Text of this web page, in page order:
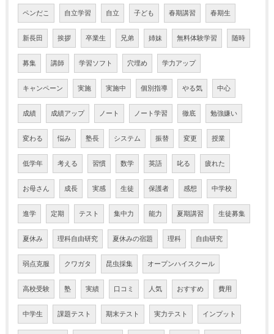
ペンだこ 自立学習 自立 子ども 春期講習 春期生
新長田 挨拶 卒業生 兄弟 姉妹 無料体験学習 随時
募集 講師 学習ソフト 穴埋め 学力アップ
キャンペーン 実施 実施中 個別指導 やる気 中心
成績 成績アップ ノート ノート学習 徹底 勉強嫌い
変わる 悩み 塾長 システム 振替 変更 授業
低学年 考える 習慣 数学 英語 叱る 疲れた
お母さん 成長 実感 生徒 保護者 感想 中学校
進学 定期 テスト 集中力 能力 夏期講習 生徒募集
夏休み 理科自由研究 夏休みの宿題 理科 自由研究
弱点克服 クワガタ 昆虫採集 オープンハイスクール
高校受験 塾 実績 口コミ 人気 おすすめ 費用
中学生 課題テスト 期末テスト 実力テスト インプット